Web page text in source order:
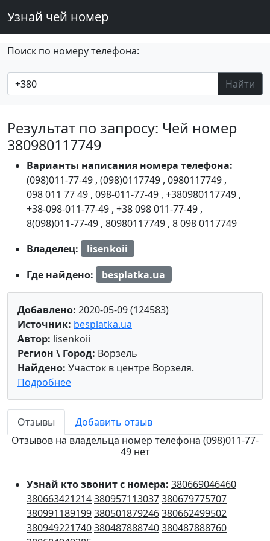
Узнай чей номер
Поиск по номеру телефона:
Найти
Результат по запросу: Чей номер
380980117749
Варианты написания номера телефона:
(098)011-77-49 , (098)0117749 , 0980117749 ,
098 011 77 49 , 098-011-77-49 , +380980117749 ,
+38-098-011-77-49 , +38 098 011-77-49 ,
8(098)011-77-49 , 80980117749 , 8 098 0117749
Владелец:
lisenkoii
Где найдено:
besplatka.ua
Добавлено: 2020-05-09 (124583)
Источник: besplatka.ua
Автор: lisenkoii
Регион \ Город: Ворзель
Найдено: Участок в центре Ворзеля.
Подробнее
Отзывы
Добавить отзыв
Отзывов на владельца номер телефона (098)011-77-
49 нет
Узнай кто звонит с номера: 380669046460
380663421214380957113037380679775707
380991189199380501879246380662499502
380949221740380487888740380487888760